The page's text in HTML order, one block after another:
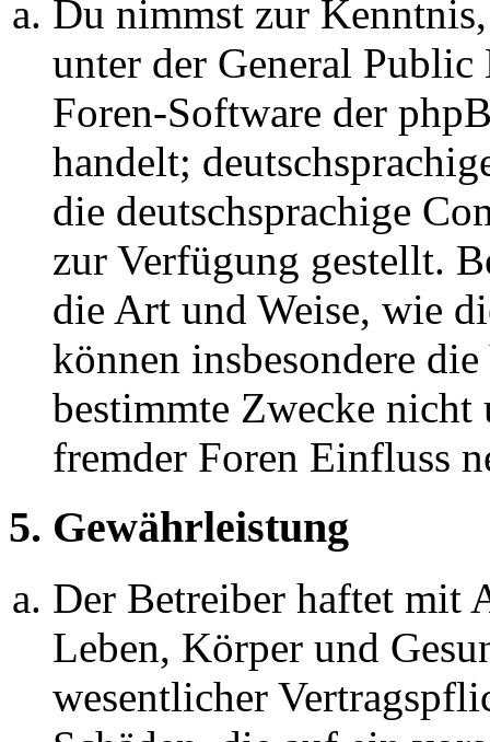
Du nimmst zur
unter der General
Foren-Software der
handelt;
die deutschsprachige
zur Verfügung gestellt.
die Art und Weise, wie
können insbesondere
bestimmte Zwecke nicht
fremder Foren Einfluss
5. Gewährleistung
Der Betreiber haftet mit
Leben, Körper und
wesentlicher